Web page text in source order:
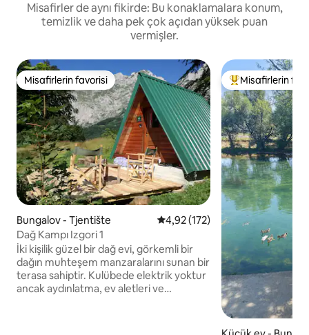
Misafirler de aynı fikirde: Bu konaklamalara konum,
temizlik ve daha pek çok açıdan yüksek puan
vermişler.
Misafirlerin favorisi
Misafirlerin favorisi
Bungalov - Tjentište 5 üzerinden ortalama 4,92
4,92 (172)
Dağ Kampı Izgori 1
İki kişilik güzel bir dağ evi, görkemli bir
dağın muhteşem manzaralarını sunan bir
terasa sahiptir. Kulübede elektrik yoktur
ancak aydınlatma, ev aletleri ve
Misafirlerin
Misafirlerin